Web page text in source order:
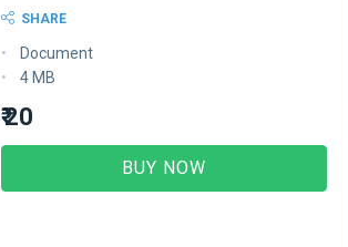
SHARE
Document
4 MB
₹ 20
BUY NOW